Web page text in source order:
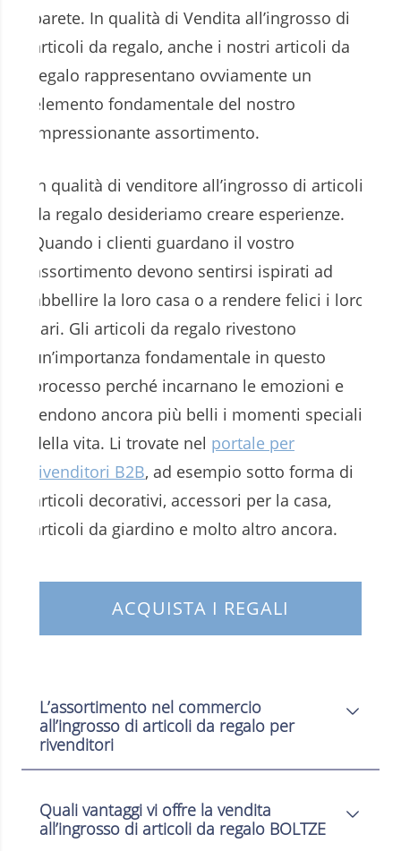
parete. In qualità di Vendita all’ingrosso di
articoli da regalo, anche i nostri articoli da
regalo rappresentano ovviamente un
elemento fondamentale del nostro
impressionante assortimento.
In qualità di venditore all’ingrosso di articoli
da regalo desideriamo creare esperienze.
Quando i clienti guardano il vostro
assortimento devono sentirsi ispirati ad
abbellire la loro casa o a rendere felici i loro
cari. Gli articoli da regalo rivestono
un’importanza fondamentale in questo
processo perché incarnano le emozioni e
rendono ancora più belli i momenti speciali
della vita. Li trovate nel portale per
rivenditori B2B, ad esempio sotto forma di
articoli decorativi, accessori per la casa,
articoli da giardino e molto altro ancora.
ACQUISTA I REGALI
L’assortimento nel commercio
all’ingrosso di articoli da regalo per
rivenditori
Quali vantaggi vi offre la vendita
all’ingrosso di articoli da regalo BOLTZE